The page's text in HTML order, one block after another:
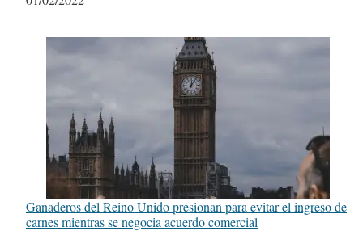
Ganaderos del Reino Unido presionan para evitar el ingreso de
carnes mientras se negocia acuerdo comercial